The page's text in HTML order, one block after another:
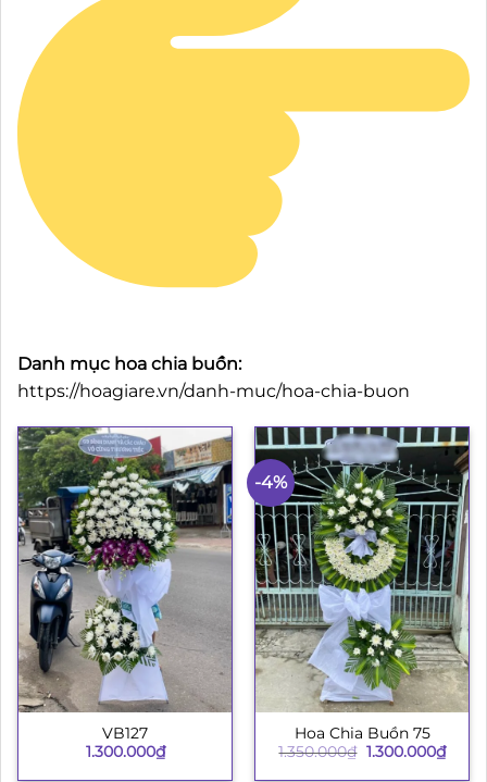
Danh mục hoa chia buồn:
https://hoagiare.vn/danh-muc/hoa-chia-buon
VB127
1.300.000₫
-4%
Hoa Chia Buồn 75
1.350.000₫ Giá
là:
1.300.000₫Giá
hiện
tại